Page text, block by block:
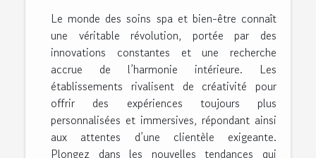
Le monde des soins spa et bien-être connaît
une véritable révolution, portée par des
innovations constantes et une recherche
accrue de l’harmonie intérieure. Les
établissements rivalisent de créativité pour
offrir des expériences toujours plus
personnalisées et immersives, répondant ainsi
aux attentes d’une clientèle exigeante.
Plongez dans les nouvelles tendances qui